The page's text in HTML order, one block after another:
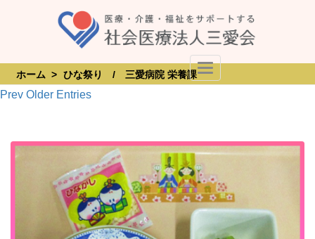
Toggle Navigation
ホーム > ひな祭り / 三愛病院 栄養課
Prev Older Entries